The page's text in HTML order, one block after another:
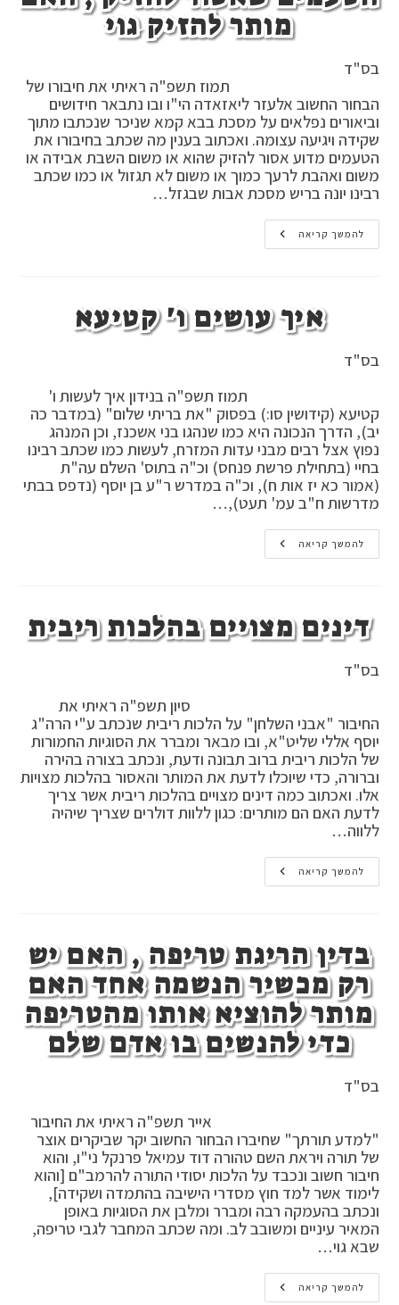
מותר להזיק גוי
בס"ד
תמוז תשפ"ה ראיתי את חיבורו של
הבחור החשוב אלעזר ליאזאדה הי"ו ובו נתבאר חידושים
וביאורים נפלאים על מסכת בבא קמא שניכר שנכתבו מתוך
שקידה ויגיעה עצומה. ואכתוב בענין מה שכתב בחיבורו את
הטעמים מדוע אסור להזיק שהוא או משום השבת אבידה או
משום ואהבת לרעך כמוך או משום לא תגזול או כמו שכתב
רבינו יונה בריש מסכת אבות שבגזל…
להמשך קריאה הטעמים
שאסור
להזיק
גוי
איך עושים ו' קטיעא
בס"ד
תמוז תשפ"ה בנידון איך לעשות ו'
קטיעא (קידושין סו:) בפסוק "את בריתי שלום" (במדבר כה
יב), הדרך הנכונה היא כמו שנהגו בני אשכנז, וכן המנהג
נפוץ אצל רבים מבני עדות המזרח, לעשות כמו שכתב רבינו
בחיי (בתחילת פרשת פנחס) וכ"ה בתוס' השלם עה"ת
(אמור כא יז אות ח), וכ"ה במדרש ר"ע בן יוסף (נדפס בבתי
מדרשות ח"ב עמ' תעט),…
להמשך קריאה איך
עושים
דינים מצויים בהלכות ריבית
בס"ד
סיון תשפ"ה ראיתי את
החיבור "אבני השלחן" על הלכות ריבית שנכתב ע"י הרה"ג
יוסף אללי שליט"א, ובו מבאר ומברר את הסוגיות החמורות
של הלכות ריבית ברוב תבונה ודעת, ונכתב בצורה בהירה
וברורה, כדי שיוכלו לדעת את המותר והאסור בהלכות מצויות
אלו. ואכתוב כמה דינים מצויים בהלכות ריבית אשר צריך
לדעת האם הם מותרים: כגון ללוות דולרים שצריך שיהיה
ללווה…
להמשך קריאה דינים
מצויים
בדין הריגת טריפה , האם יש
רק מכשיר הנשמה אחד האם
מותר להוציא אותו מהטריפה
כדי להנשים בו אדם שלם
בס"ד
אייר תשפ"ה ראיתי את החיבור
"למדע תורתך" שחיברו הבחור החשוב יקר שביקרים אוצר
של תורה ויראת השם טהורה דוד עמיאל פרנקל ני"ו, והוא
חיבור חשוב ונכבד על הלכות יסודי התורה להרמב"ם [והוא
לימוד אשר למד חוץ מסדרי הישיבה בהתמדה ושקידה],
ונכתב בהעמקה רבה ומברר ומלבן את הסוגיות באופן
המאיר עיניים ומשובב לב. ומה שכתב המחבר לגבי טריפה,
שבא גוי…
להמשך קריאה בדין
הריגת